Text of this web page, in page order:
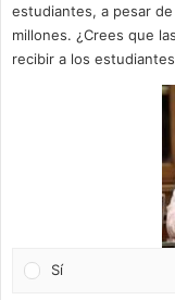
estudiantes, a pesar
millones. ¿Crees que
recibir a los
Sí